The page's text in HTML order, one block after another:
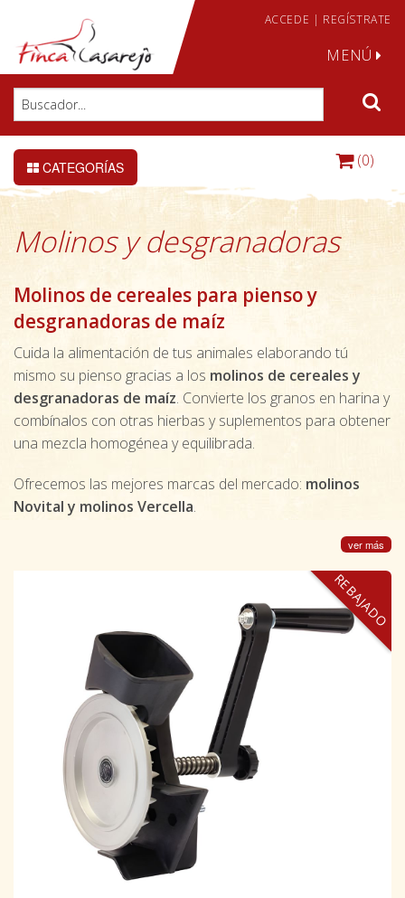
ACCEDE | REGÍSTRATE
MENÚ
CATEGORÍAS (0)
Molinos y desgranadoras
Molinos de cereales para pienso y
desgranadoras de maíz
Cuida la alimentación de tus animales elaborando tú
mismo su pienso gracias a los molinos de cereales y
desgranadoras de maíz. Convierte los granos en harina y
combínalos con otras hierbas y suplementos para obtener
una mezcla homogénea y equilibrada.
Ofrecemos las mejores marcas del mercado: molinos
Novital y molinos Vercella.
ver más
REBAJADO